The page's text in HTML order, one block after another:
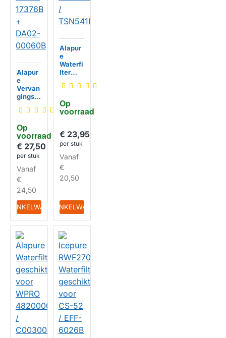
Op
voorraad
Alapur
e
Vervan
gingss
geschi
Samsu
ng
DA97-
17376B
+
DA02-
00060
€ 27,50
per stuk
Vanaf
€
24,50
IN WINKELWAGEN
HUISMERK
Op
voorraad
Alapur
e
Waterfi
lter
kt voor
h
TSN55
TSN54
1NFHS
€ 23,95
per stuk
Vanaf
€
20,50
IN WINKELWAGEN